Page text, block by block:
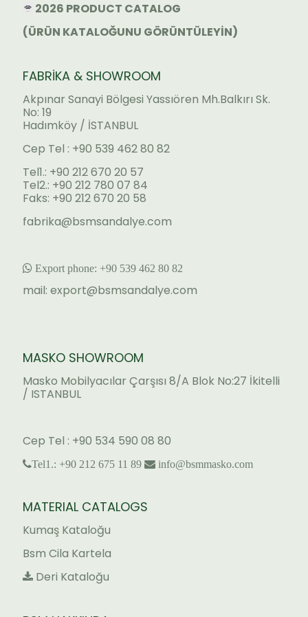
2026 PRODUCT CATALOG
(ÜRÜN KATALOĞUNU GÖRÜNTÜLEYİN)
FABRİKA & SHOWROOM
Akpınar Sanayi Bölgesi Yassıören Mh.Balkırı Sk.
No: 19
Hadımköy / İSTANBUL
Cep Tel : +90 539 462 80 82
Tel1.: +90 212 670 20 57
Tel2.: +90 212 780 07 84
Faks: +90 212 670 20 58
fabrika@bsmsandalye.com
Export phone: +90 539 462 80 82
mail: export@bsmsandalye.com
MASKO SHOWROOM
Masko Mobilyacılar Çarşısı 8/A Blok No:27 İkitelli
/ ISTANBUL
Cep Tel : +90 534 590 08 80
Tel1.: +90 212 675 11 89 info@bsmmasko.com
MATERIAL CATALOGS
Kumaş Kataloğu
Bsm Cila Kartela
Deri Kataloğu